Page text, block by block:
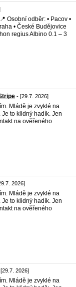
Osobní odběr: • Pacov •
• České Budějovice
regius Albino 0.1 – 3
- [29.7. 2026]
Mládě je zvyklé na
to klidný hadík. Jen
na ověřeného
2026]
Mládě je zvyklé na
to klidný hadík. Jen
na ověřeného
2026]
Mládě je zvyklé na